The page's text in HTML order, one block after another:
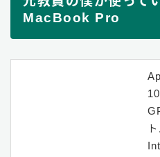
MacBook Pro